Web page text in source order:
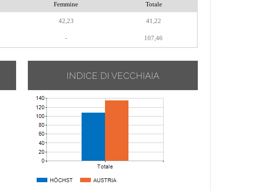
Femmine Totale
42,23 41,22
- 107,46
INDICE DI VECCHIAIA